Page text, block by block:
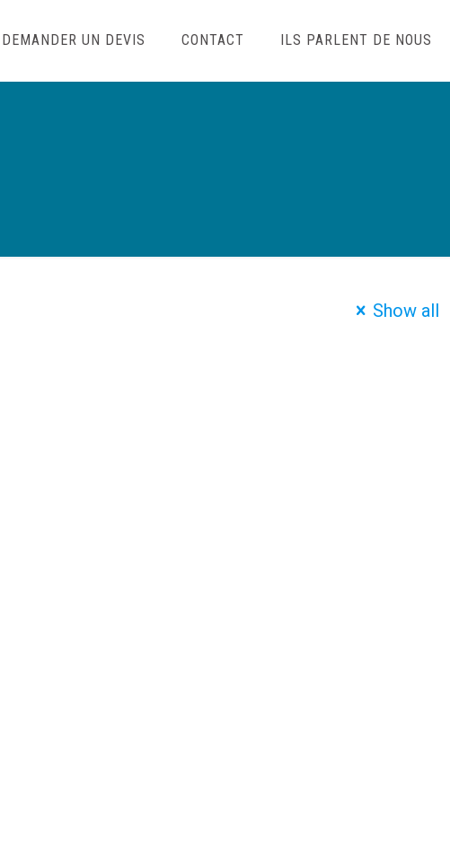
DEMANDER UN DEVIS CONTACT ILS PARLENT DE NOUS
Show all